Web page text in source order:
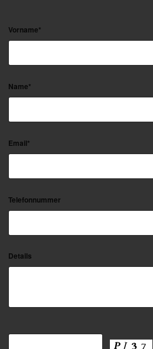
Vorname*
Name*
Email*
Telefonnummer
Details